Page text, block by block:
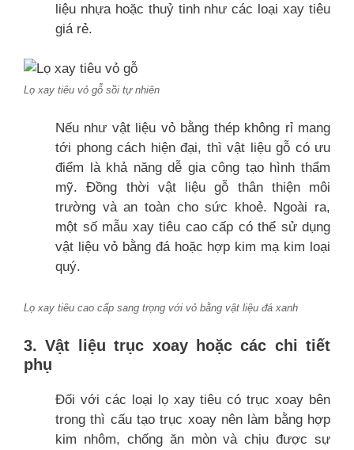
liệu nhựa hoặc thuỷ tinh như các loại xay tiêu
giá rẻ.
Lọ xay tiêu vỏ gỗ sồi tự nhiên
Nếu như vật liệu vỏ bằng thép không rỉ mang
tới phong cách hiện đại, thì vật liệu gỗ có ưu
điểm là khả năng dễ gia công tạo hình thẩm
mỹ. Đồng thời vật liệu gỗ thân thiện môi
trường và an toàn cho sức khoẻ. Ngoài ra,
một số mẫu xay tiêu cao cấp có thể sử dụng
vật liệu vỏ bằng đá hoặc hợp kim mạ kim loại
quý.
Lọ xay tiêu cao cấp sang trọng với vỏ bằng vật liệu đá xanh
3. Vật liệu trục xoay hoặc các chi tiết
phụ
Đối với các loại lọ xay tiêu có trục xoay bên
trong thì cấu tạo trục xoay nên làm bằng hợp
kim nhôm, chống ăn mòn và chịu được sự